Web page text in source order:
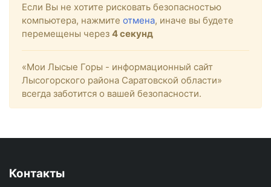
Если Вы не хотите рисковать безопасностью
компьютера, нажмите отмена, иначе вы будете
перемещены через 4секунд
«Мои Лысые Горы - информационный сайт
Лысогорского района Саратовской области»
всегда заботится о вашей безопасности.
Контакты